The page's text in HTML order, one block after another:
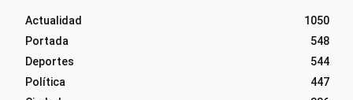
Actualidad
1050
Portada
548
Deportes
544
Política
447